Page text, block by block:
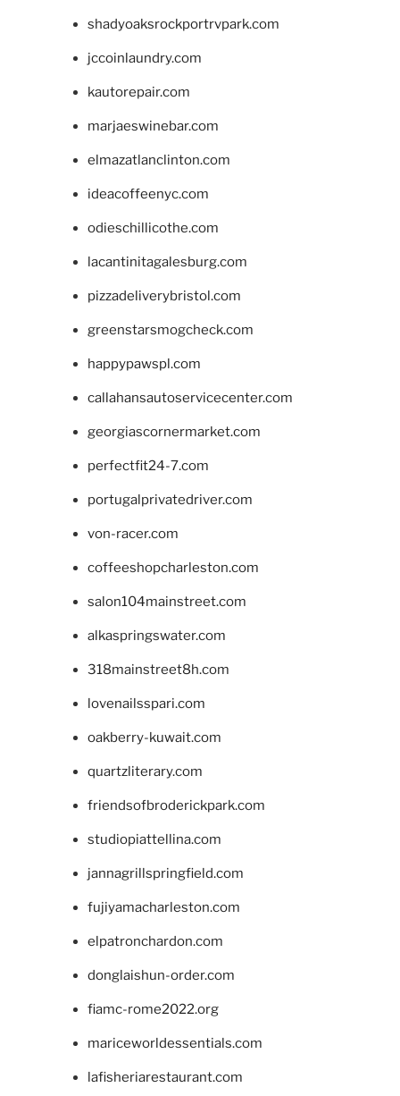
shadyoaksrockportrvpark.com
jccoinlaundry.com
kautorepair.com
marjaeswinebar.com
elmazatlanclinton.com
ideacoffeenyc.com
odieschillicothe.com
lacantinitagalesburg.com
pizzadeliverybristol.com
greenstarsmogcheck.com
happypawspl.com
callahansautoservicecenter.com
georgiascornermarket.com
perfectfit24-7.com
portugalprivatedriver.com
von-racer.com
coffeeshopcharleston.com
salon104mainstreet.com
alkaspringswater.com
318mainstreet8h.com
lovenailsspari.com
oakberry-kuwait.com
quartzliterary.com
friendsofbroderickpark.com
studiopiattellina.com
jannagrillspringfield.com
fujiyamacharleston.com
elpatronchardon.com
donglaishun-order.com
fiamc-rome2022.org
mariceworldessentials.com
lafisheriarestaurant.com